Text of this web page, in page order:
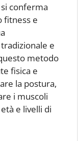
conferma
fitness e
e
metodo
fisica e
la postura,
i muscoli
e livelli di